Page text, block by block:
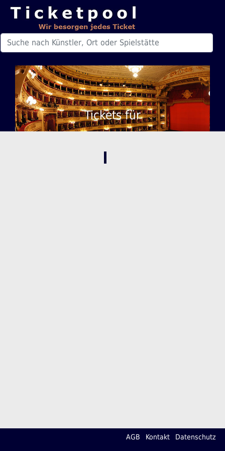
Tickets für
,
AGB Kontakt Datenschutz